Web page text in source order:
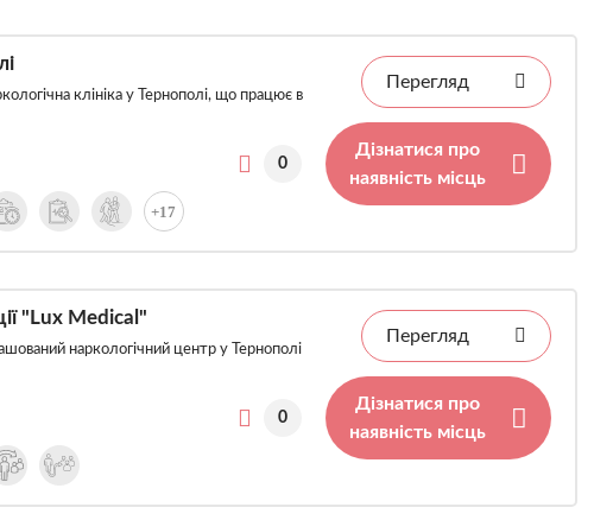
клініка у Тернополі, що працює в
0
+17
Перегляд
Дізнатися про
наявність місць
"Lux Medical"
наркологічний центр у Тернополі
0
Перегляд
Дізнатися про
наявність місць